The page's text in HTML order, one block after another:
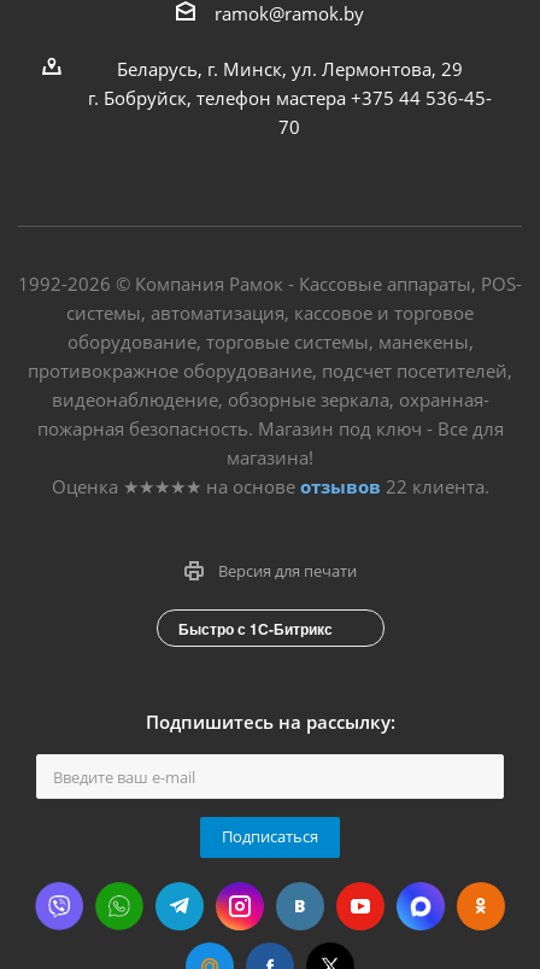
ramok@ramok.by
Беларусь, г. Минск, ул. Лермонтова, 29
г. Бобруйск, телефон мастера +375 44 536-45-
70
1992-2026 © Компания Рамок - Кассовые аппараты, POS-
системы, автоматизация, кассовое и торговое
оборудование, торговые системы, манекены,
противокражное оборудование, подсчет посетителей,
видеонаблюдение, обзорные зеркала, охранная-
пожарная безопасность. Магазин под ключ - Все для
магазина!
Оценка ★★★★★ на основе отзывов 22 клиента.
Версия для печати
Быстро с 1С-Битрикс
Подпишитесь на рассылку:
Подписаться